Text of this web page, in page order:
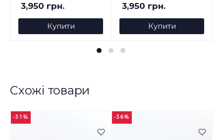
3,950 грн.
Купити
3,950 грн.
Купити
Схожі товари
-51% -56%